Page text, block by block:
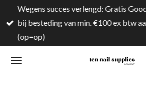
direct
naar
hoofdinhoud
Wegens succes verlengd: Gratis
bij besteding van min. €100 ex btw
(op=op)